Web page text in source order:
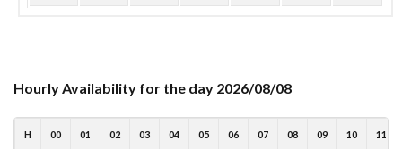
Hourly Availability for the day 2026/08/08
H 00 01 02 03 04 05 06 07 08 09 10 11